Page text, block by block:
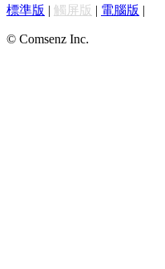
標準版 | 觸屏版 | 電腦版 |
© Comsenz Inc.